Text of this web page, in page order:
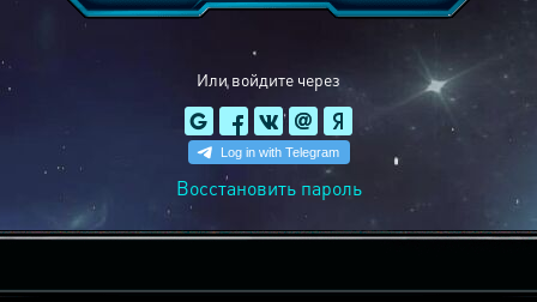
Или войдите через
Восстановить пароль